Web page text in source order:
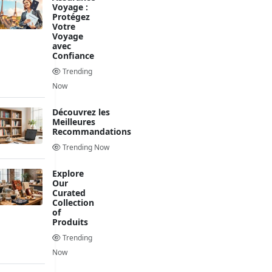
Voyage :
Protégez
Votre
Voyage
avec
Confiance
Trending
Now
Découvrez les
Meilleures
Recommandations
Trending Now
Explore
Our
Curated
Collection
of
Produits
Trending
Now